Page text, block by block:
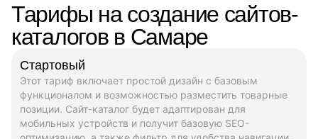
Тарифы на создание сайтов-
каталогов в Самаре
Стартовый
Этот тариф включает простой дизайн с базовым
функционалом и возможностью разместить товарные
позиции. Сайт-каталог будет адаптирован для
мобильных устройств и получит базовую SEO-